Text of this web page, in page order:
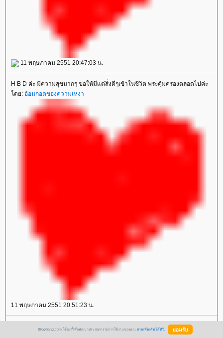
11 พฤษภาคม 2551 20:47:03 น.
H B D ค่ะ มีความสุขมากๆ ขอให้มีแต่สิ่งดีๆเข้าในชีวิต พระคุ้มครองตลอดไปค่ะ
โดย: อ้อมกอดของความเหงา
11 พฤษภาคม 2551 20:51:23 น.
สุขสันต์วันเกิดน่ะค่ะ เกิดวันเดียวกันเลย คิดสิ่งใดขอให้สมปรารถนา ขอให้มี
BlogGang.com ใช้คุกกี้เพื่อพัฒนาประสบการณ์การใช้งานของคุณ อ่านเพิ่มเติมได้ที่นี่